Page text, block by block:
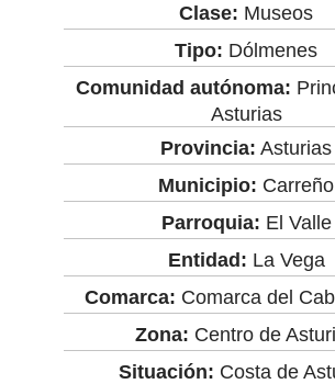
Clase: Museos
Tipo: Dólmenes
Comunidad autónoma:
Asturias
Provincia: Asturias
Municipio: Carreño
Parroquia: El Valle
Entidad: La Vega
Comarca: Comarca del
Zona: Centro de
Situación: Costa de